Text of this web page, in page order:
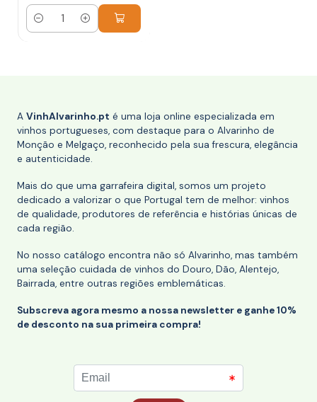
Quantidade
A VinhAlvarinho.pt é uma loja online especializada em
vinhos portugueses, com destaque para o Alvarinho de
Monção e Melgaço, reconhecido pela sua frescura, elegância
e autenticidade.
Mais do que uma garrafeira digital, somos um projeto
dedicado a valorizar o que Portugal tem de melhor: vinhos
de qualidade, produtores de referência e histórias únicas de
cada região.
No nosso catálogo encontra não só Alvarinho, mas também
uma seleção cuidada de vinhos do Douro, Dão, Alentejo,
Bairrada, entre outras regiões emblemáticas.
Subscreva agora mesmo a nossa newsletter e ganhe 10%
de desconto na sua primeira compra!